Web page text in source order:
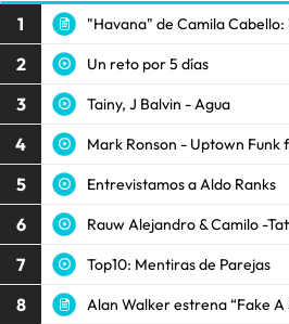
1 "Havana" de Camila
2 Un reto por 5 días
3 Tainy, J Balvin - Agua
4 Mark Ronson - Uptown Funk
5 Entrevistamos a Aldo Ranks
6 Rauw Alejandro & Camilo -
7 Top10: Mentiras de Parejas
8 Alan Walker estrena “Fake A